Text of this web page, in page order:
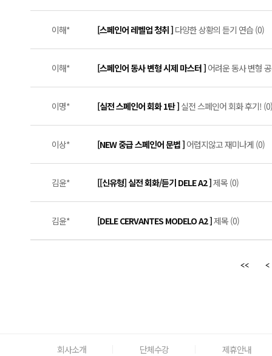
이해* [스페인어 레벨업 청취 ] 다양한 상황의 듣기 연습 (0)
이해* [스페인어 동사 변형 시제 마스터 ] 어려운 동사 변형
이명* [실전 스페인어 회화 1탄 ] 실전 스페인어 회화 후기! (0)
이상* [NEW 중급 스페인어 문법 ] 어렵지않고 재미나게 (0)
김윤* [[신유형] 실전 회화/듣기 DELE A2 ]제목 (0)
김윤* [DELE CERVANTES MODELO A2 ]제목 (0)
회사소개 단체수강 제휴안내